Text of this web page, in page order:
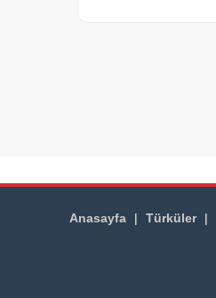
Anasayfa | Türküler |